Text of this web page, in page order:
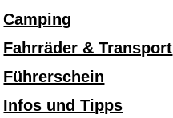
Camping
Fahrräder & Transport
Führerschein
Infos und Tipps